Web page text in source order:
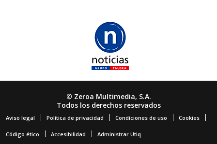
© Zeroa Multimedia, S.A.
Todos los derechos reservados
Aviso legal Política de privacidad Condiciones de uso Cookies
Código ético Accesibilidad Administrar Utiq